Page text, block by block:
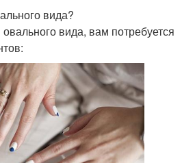
вида?
вида, вам потребуется